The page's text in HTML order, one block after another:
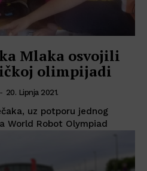
Mlaka osvojili
olimpijadi
- 20. Lipnja 2021.
uz potporu jednog
World Robot Olympiad